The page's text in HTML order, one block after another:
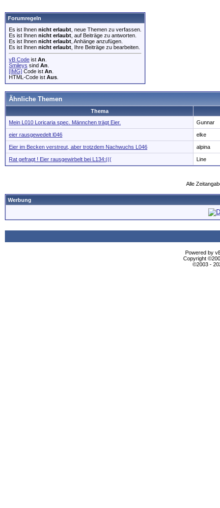
Forumregeln
Es ist Ihnen nicht erlaubt , neue Themen zu verfassen.
Es ist Ihnen nicht erlaubt , auf Beiträge zu antworten.
Es ist Ihnen nicht erlaubt , Anhänge anzufügen.
Es ist Ihnen nicht erlaubt , Ihre Beiträge zu bearbeiten.
vB Code ist An
Smileys sind An
[IMG] Code ist An
HTML-Code ist Aus
Ähnliche Themen
Thema
Mein L010 Loricaria spec. Männchen trägt Eier.
Gunnar
eier rausgewedelt l046 elke
Eier im Becken verstreut, aber trotzdem Nachwuchs L046 alpina
Rat gefragt ! Eier rausgewirbelt bei L134:((( Line
Alle
Werbung
Powered by
Copyright
©2003 -